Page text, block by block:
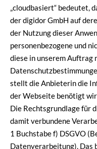
„cloudbasiert“ bedeutet,
der digidor GmbH auf
der Nutzung dieser
personenbezogene und
diese in unserem Auftrag
stellt die Anbieterin die
der Webseite benötigt
Die Rechtsgrundlage für
damit verbundene
1 Buchstabe f) DSGVO
Datenverarbeitung). Das